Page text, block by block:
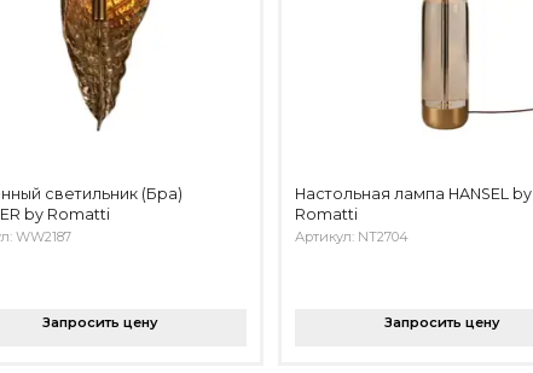
светильник (Бра)
by Romatti
WW2187
Запросить цену
Настольная лампа HANSEL by
Romatti
Артикул: NT2704
Запросить цену